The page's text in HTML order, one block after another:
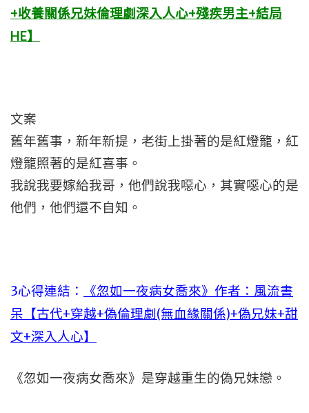
+收養關係兄妹倫理劇深入人心+殘疾男主+結局
HE】
文案
舊年舊事，新年新提，老街上掛著的是紅燈籠，紅
燈籠照著的是紅喜事。
我說我要嫁給我哥，他們說我噁心，其實噁心的是
他們，他們還不自知。
3心得連結：
《忽如一夜病女喬來》作者：風流書
呆【古代+穿越+偽倫理劇(無血緣關係)+偽兄妹+甜
文+深入人心】
《忽如一夜病女喬來》是穿越重生的偽兄妹戀。